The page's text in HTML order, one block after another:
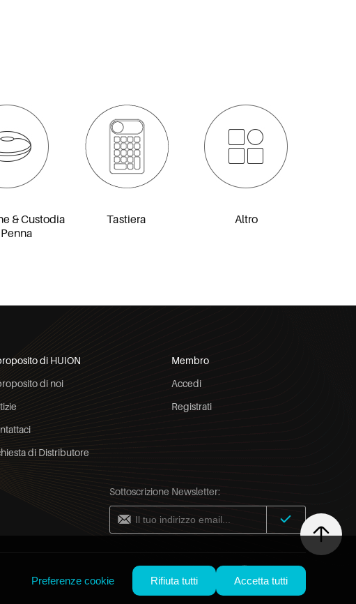
& Custodia
Tastiera Altro
di HUION
di noi
di Distributore
Membro
Accedi
Registrati
Sottoscrizione Newsletter:
Italy / Italiano
Preferenze cookie Rifiuta tutti Accetta tutti